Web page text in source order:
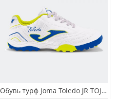
Обувь турф Joma Toledo JR TOJS.2602.TF